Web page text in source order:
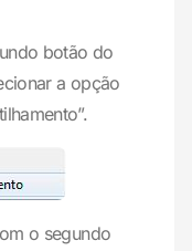
botão do
a opção
o segundo